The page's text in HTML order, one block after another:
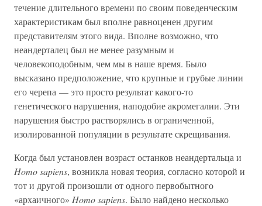
течение длительного времени по своим поведенческим
характеристикам был вполне равноценен другим
представителям этого вида. Вполне возможно, что
неандерталец был не менее разумным и
человекоподобным, чем мы в наше время. Было
высказано предположение, что крупные и грубые линии
его черепа — это просто результат какого-то
генетического нарушения, наподобие акромегалии. Эти
нарушения быстро растворялись в ограниченной,
изолированной популяции в результате скрещивания.
Когда был установлен возраст останков неандертальца и
Homo sapiens, возникла новая теория, согласно которой и
тот и другой произошли от одного первобытного
«архаичного» Homo sapiens. Было найдено несколько